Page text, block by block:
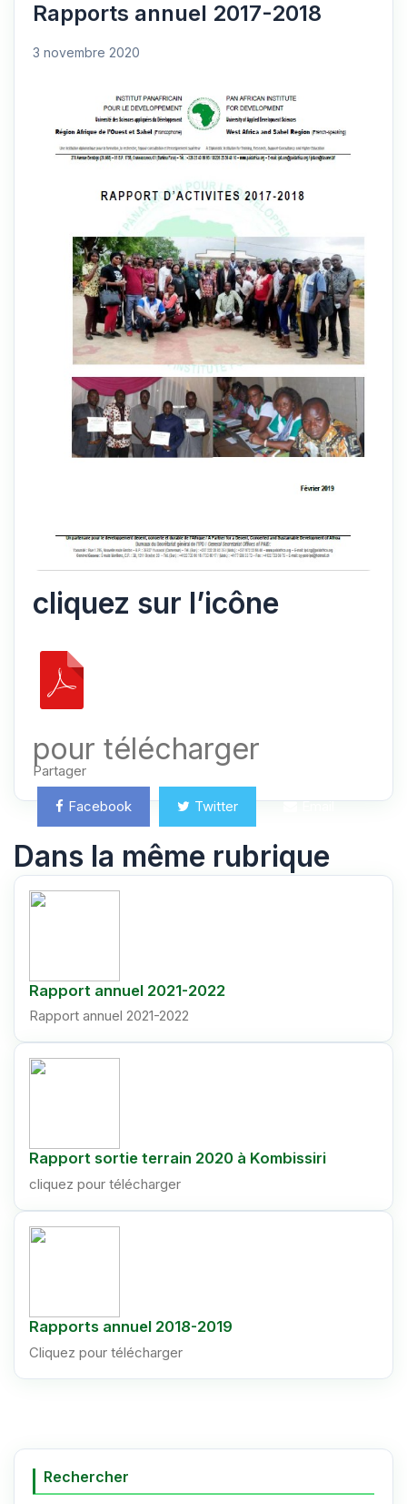
Rapports annuel 2017-2018
3 novembre 2020
cliquez sur l’icône
pour télécharger
Partager
Facebook Twitter Email
Dans la même rubrique
Rapport annuel 2021-2022
Rapport annuel 2021-2022
Rapport sortie terrain 2020 à Kombissiri
cliquez pour télécharger
Rapports annuel 2018-2019
Cliquez pour télécharger
Rechercher